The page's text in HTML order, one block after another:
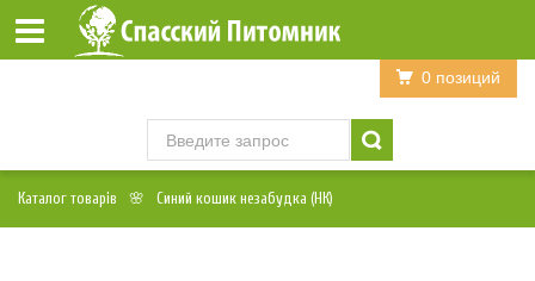
Войти Регистрация
0 позиций
Каталог товарів Синий кошик незабудка (НК)